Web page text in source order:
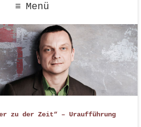
Menü
zu der Zeit“ – Uraufführung